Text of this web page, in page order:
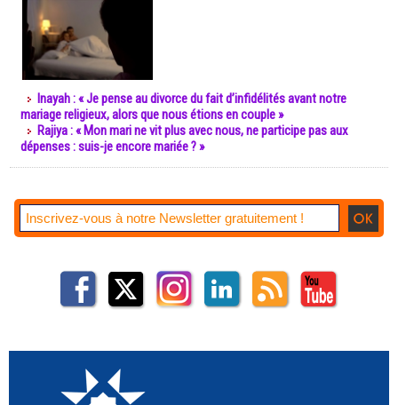
Inayah : « Je pense au divorce du fait d’infidélités avant notre
mariage religieux, alors que nous étions en couple »
Rajiya : « Mon mari ne vit plus avec nous, ne participe pas aux
dépenses : suis-je encore mariée ? »